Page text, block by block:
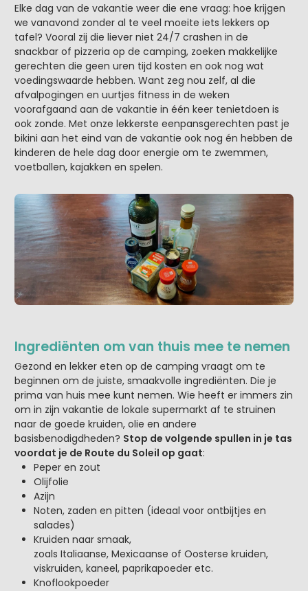
Elke dag van de vakantie weer die ene vraag: hoe krijgen
we vanavond zonder al te veel moeite iets lekkers op
tafel? Vooral zij die liever niet 24/7 crashen in de
snackbar of pizzeria op de camping, zoeken makkelijke
gerechten die geen uren tijd kosten en ook nog wat
voedingswaarde hebben. Want zeg nou zelf, al die
afvalpogingen en uurtjes fitness in de weken
voorafgaand aan de vakantie in één keer tenietdoen is
ook zonde. Met onze lekkerste eenpansgerechten past je
bikini aan het eind van de vakantie ook nog én hebben de
kinderen de hele dag door energie om te zwemmen,
voetballen, kajakken en spelen.
Ingrediënten om van thuis mee te nemen
Gezond en lekker eten op de camping vraagt om te
beginnen om de juiste, smaakvolle ingrediënten. Die je
prima van huis mee kunt nemen. Wie heeft er immers zin
om in zijn vakantie de lokale supermarkt af te struinen
naar de goede kruiden, olie en andere
basisbenodigdheden? Stop de volgende spullen in je tas
voordat je de Route du Soleil op gaat:
Peper en zout
Olijfolie
Azijn
Noten, zaden en pitten (ideaal voor ontbijtjes en
salades)
Kruiden naar smaak,
zoals Italiaanse, Mexicaanse of Oosterse kruiden,
viskruiden, kaneel, paprikapoeder etc.
Knoflookpoeder